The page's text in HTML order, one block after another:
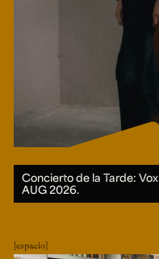
Concierto de la Tarde:
AUG 2026.
espacio